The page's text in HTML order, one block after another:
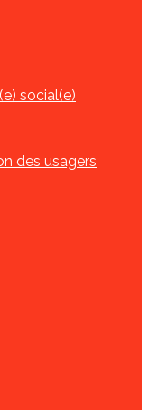
social(e)
des usagers